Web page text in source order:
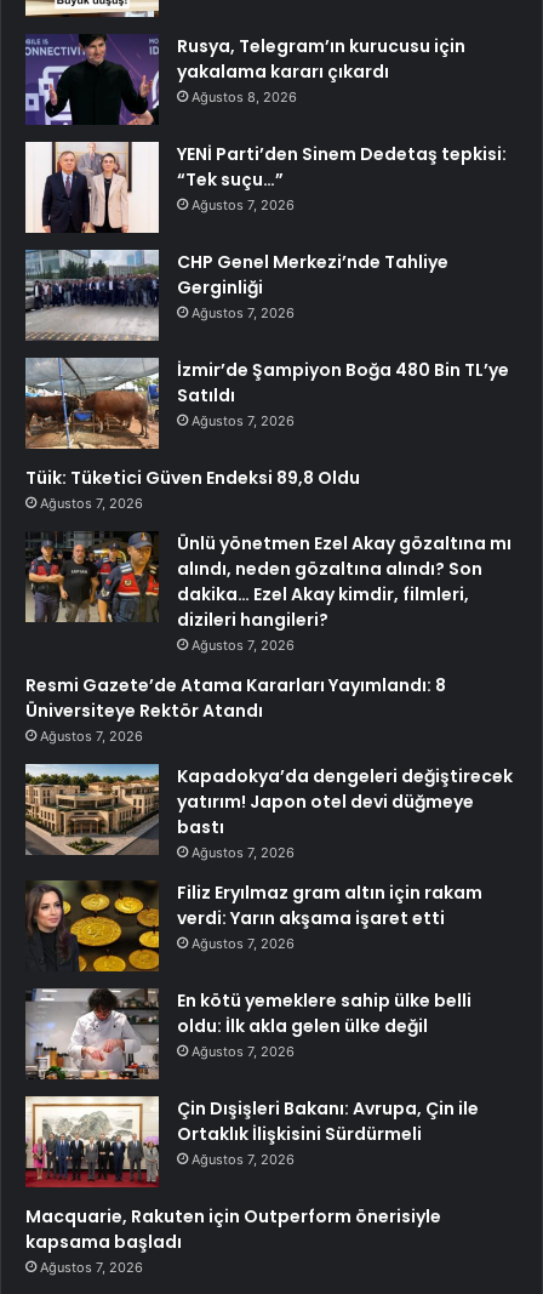
Rusya, Telegram’ın kurucusu için
yakalama kararı çıkardı
Ağustos 8, 2026
YENİ Parti’den Sinem Dedetaş tepkisi:
“Tek suçu…”
Ağustos 7, 2026
CHP Genel Merkezi’nde Tahliye
Gerginliği
Ağustos 7, 2026
İzmir’de Şampiyon Boğa 480 Bin TL’ye
Satıldı
Ağustos 7, 2026
Tüik: Tüketici Güven Endeksi 89,8 Oldu
Ağustos 7, 2026
Ünlü yönetmen Ezel Akay gözaltına mı
alındı, neden gözaltına alındı? Son
dakika… Ezel Akay kimdir, filmleri,
dizileri hangileri?
Ağustos 7, 2026
Resmi Gazete’de Atama Kararları Yayımlandı: 8
Üniversiteye Rektör Atandı
Ağustos 7, 2026
Kapadokya’da dengeleri değiştirecek
yatırım! Japon otel devi düğmeye
bastı
Ağustos 7, 2026
Filiz Eryılmaz gram altın için rakam
verdi: Yarın akşama işaret etti
Ağustos 7, 2026
En kötü yemeklere sahip ülke belli
oldu: İlk akla gelen ülke değil
Ağustos 7, 2026
Çin Dışişleri Bakanı: Avrupa, Çin ile
Ortaklık İlişkisini Sürdürmeli
Ağustos 7, 2026
Macquarie, Rakuten için Outperform önerisiyle
kapsama başladı
Ağustos 7, 2026